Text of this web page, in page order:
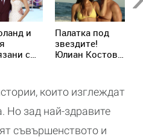
и
с
Палатка под
звездите!
Юлиан Костов
най-
романтичната
почивка
които изглеждат
Но зад най-здравите
съвършенството и